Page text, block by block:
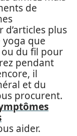
de
d’articles plus
que
ou du fil pour
pendant
il
et du
procurent.
aider.